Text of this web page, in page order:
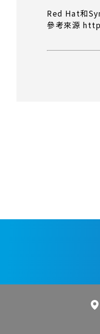
Red Hat和
參考來源